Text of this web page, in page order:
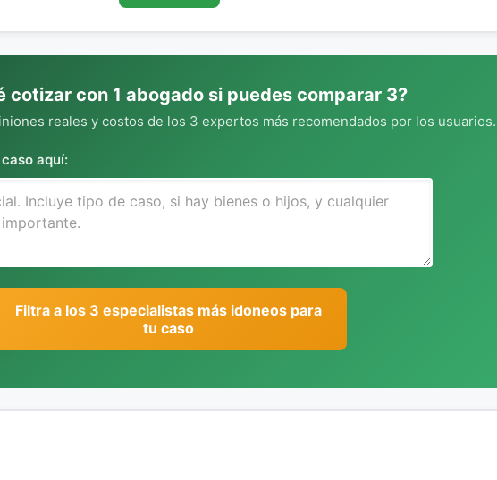
cotizar con 1 abogado si puedes comparar 3?
reales y costos de los 3 expertos más recomendados por los usuarios.
aquí:
Filtra a los 3 especialistas más idoneos para
tu caso